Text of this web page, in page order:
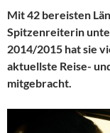
Mit 42 bereisten
Spitzenreiterin
2014/2015 hat sie
aktuellste Reise-
mitgebracht.